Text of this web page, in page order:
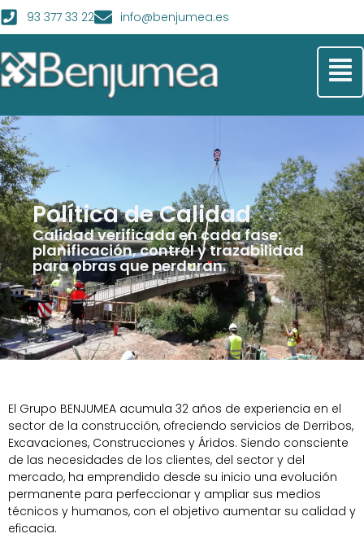
93 377 33 22 info@benjumea.es
Política de Calidad
Calidad verificada en cada fase:
planificación, control y trazabilidad
para obras que perduran.
El Grupo BENJUMEA acumula 32 años de experiencia en el
sector de la construcción, ofreciendo servicios de Derribos,
Excavaciones, Construcciones y Áridos. Siendo consciente
de las necesidades de los clientes, del sector y del
mercado, ha emprendido desde su inicio una evolución
permanente para perfeccionar y ampliar sus medios
técnicos y humanos, con el objetivo aumentar su calidad y
eficacia.